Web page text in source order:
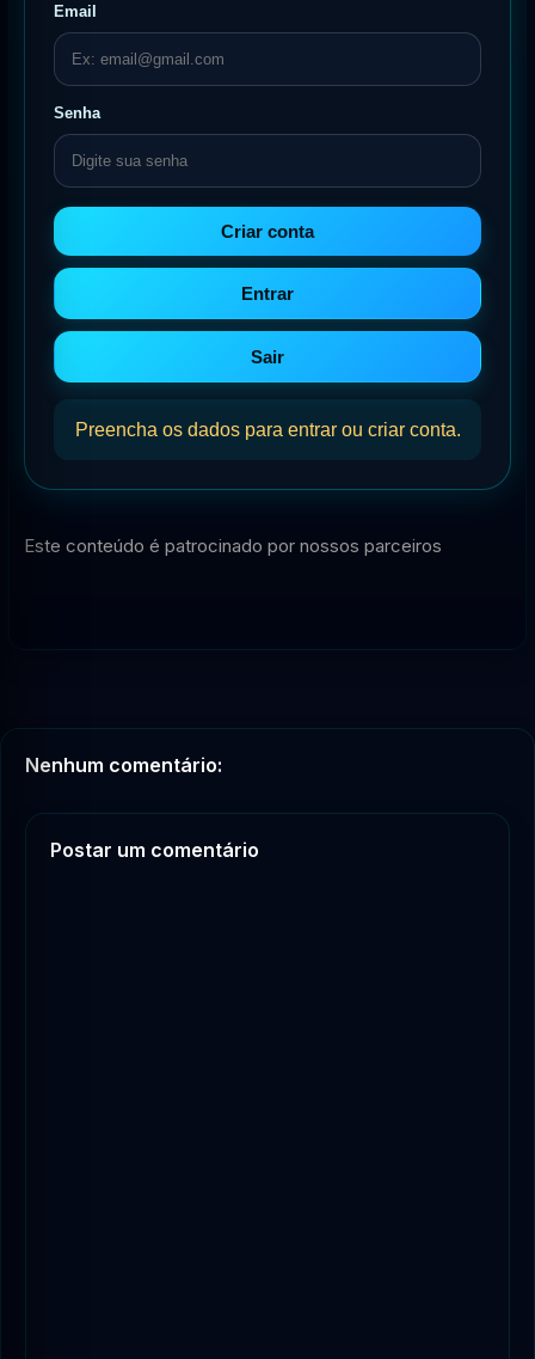
Email
Senha
Criar conta
Entrar
Sair
Preencha os dados para entrar ou criar conta.
Este conteúdo é patrocinado por nossos parceiros
Nenhum comentário:
Postar um comentário